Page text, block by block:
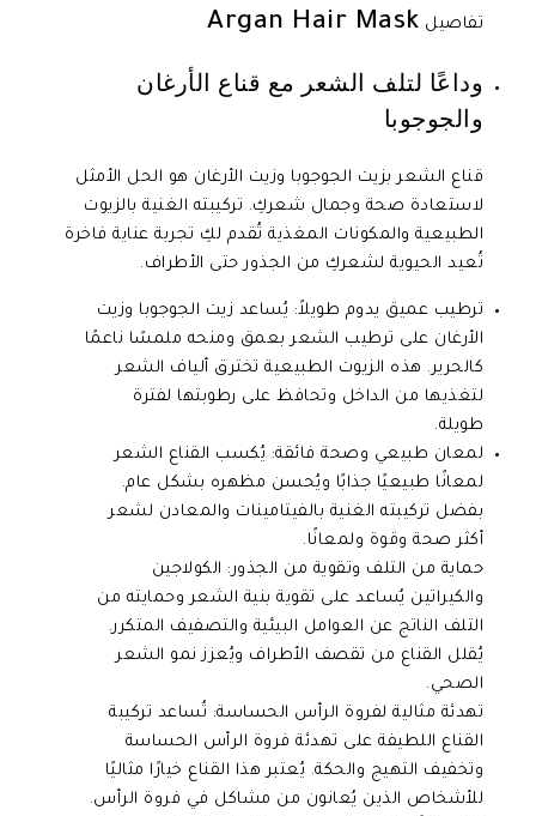
تفاصيل Argan Hair Mask
وداعًا لتلف الشعر مع قناع الأرغان
والجوجوبا
قناع الشعر بزيت الجوجوبا وزيت الأرغان هو الحل الأمثل
لاستعادة صحة وجمال شعركِ. تركيبته الغنية بالزيوت
الطبيعية والمكونات المغذية تُقدم لكِ تجربة عناية فاخرة
تُعيد الحيوية لشعركِ من الجذور حتى الأطراف.
ترطيب عميق يدوم طويلاً: يُساعد زيت الجوجوبا وزيت
الأرغان على ترطيب الشعر بعمق ومنحه ملمسًا ناعمًا
كالحرير. هذه الزيوت الطبيعية تخترق ألياف الشعر
لتغذيها من الداخل وتحافظ على رطوبتها لفترة
طويلة.
لمعان طبيعي وصحة فائقة: يُكسب القناع الشعر
لمعانًا طبيعيًا جذابًا ويُحسن مظهره بشكل عام.
بفضل تركيبته الغنية بالفيتامينات والمعادن لشعر
أكثر صحة وقوة ولمعانًا.
حماية من التلف وتقوية من الجذور: الكولاجين
والكيراتين يُساعد على تقوية بنية الشعر وحمايته من
التلف الناتج عن العوامل البيئية والتصفيف المتكرر.
يُقلل القناع من تقصف الأطراف ويُعزز نمو الشعر
الصحي.
تهدئة مثالية لفروة الرأس الحساسة: تُساعد تركيبة
القناع اللطيفة على تهدئة فروة الرأس الحساسة
وتخفيف التهيج والحكة. يُعتبر هذا القناع خيارًا مثاليًا
للأشخاص الذين يُعانون من مشاكل في فروة الرأس.